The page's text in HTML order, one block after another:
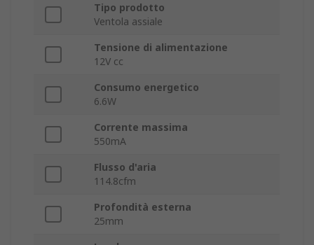
Tipo prodotto
Ventola assiale
Tensione di alimentazione
12V cc
Consumo energetico
6.6W
Corrente massima
550mA
Flusso d'aria
114.8cfm
Profondità esterna
25mm